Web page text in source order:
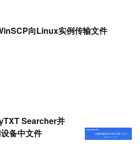
向Linux实例传输文件
Searcher并
备中文件